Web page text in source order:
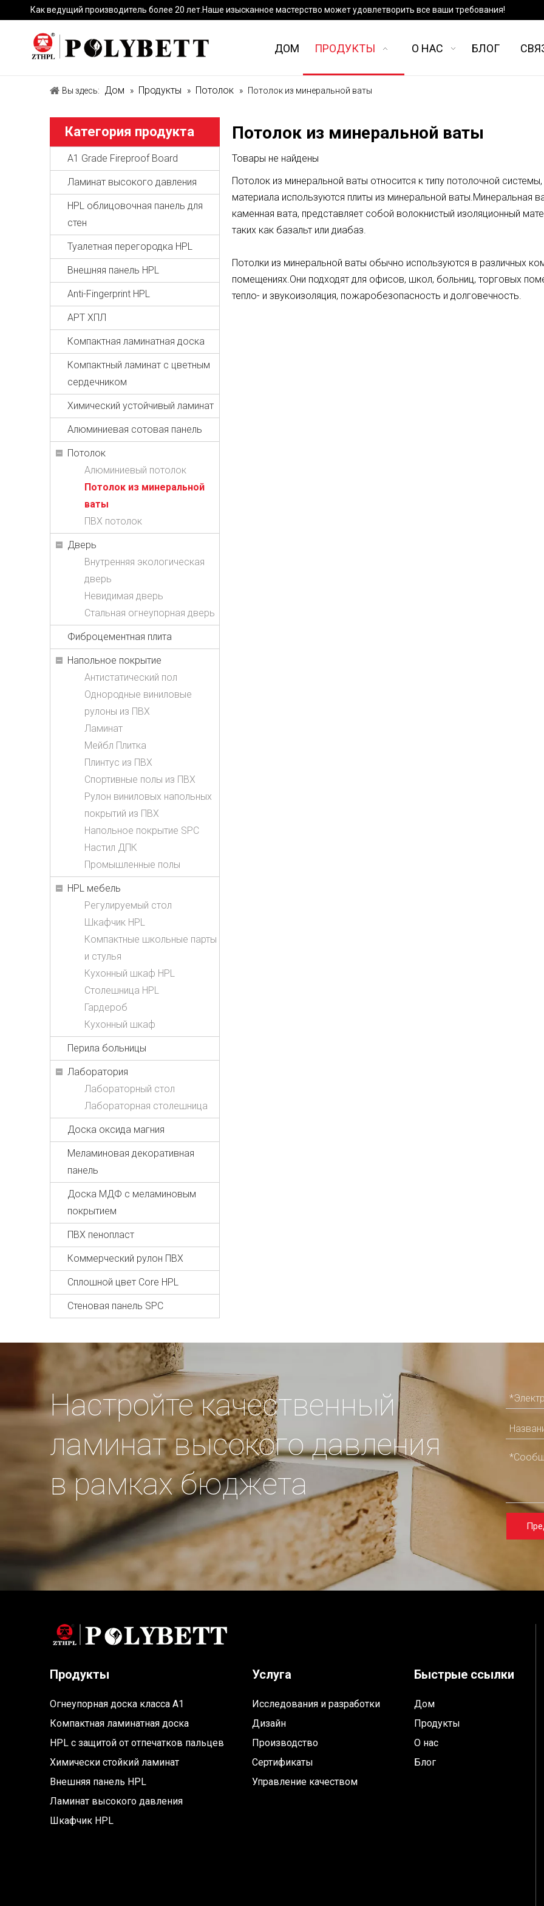
Как ведущий производитель более 20 лет.Наше изысканное мастерство может удовлетворить все ваши требования!
ДОМ ПРОДУКТЫ О НАС БЛОГ
Вы здесь: Дом » Продукты » Потолок » Потолок из минеральной ваты
Категория продукта
A1 Grade Fireproof Board
Ламинат высокого давления
HPL облицовочная панель для
стен
Туалетная перегородка HPL
Внешняя панель HPL
Anti-Fingerprint HPL
АРТ ХПЛ
Компактная ламинатная доска
Компактный ламинат с цветным
сердечником
Химический устойчивый ламинат
Алюминиевая сотовая панель
Потолок
Алюминиевый потолок
Потолок из минеральной
ваты
ПВХ потолок
Дверь
Внутренняя экологическая
дверь
Невидимая дверь
Стальная огнеупорная дверь
Фиброцементная плита
Напольное покрытие
Антистатический пол
Однородные виниловые
рулоны из ПВХ
Ламинат
Мейбл Плитка
Плинтус из ПВХ
Спортивные полы из ПВХ
Рулон виниловых напольных
покрытий из ПВХ
Напольное покрытие SPC
Настил ДПК
Промышленные полы
HPL мебель
Регулируемый стол
Шкафчик HPL
Компактные школьные парты
и стулья
Кухонный шкаф HPL
Столешница HPL
Гардероб
Кухонный шкаф
Перила больницы
Лаборатория
Лабораторный стол
Лабораторная столешница
Доска оксида магния
Меламиновая декоративная
панель
Доска МДФ с меламиновым
покрытием
ПВХ пенопласт
Коммерческий рулон ПВХ
Сплошной цвет Core HPL
Стеновая панель SPC
Потолок из минеральной ваты
Товары не найдены
Потолок из минеральной ваты относится к типу потолочной
материала используются плиты из минеральной ваты.Минеральная
каменная вата, представляет собой волокнистый изоляционный
таких как базальт или диабаз.
Потолки из минеральной ваты обычно используются в различных
помещениях.Они подходят для офисов, школ, больниц, торговых
тепло- и звукоизоляция, пожаробезопасность и долговечность.
Настройте качественный
ламинат высокого давления
в рамках бюджета
Продукты
Огнеупорная доска класса A1
Компактная ламинатная доска
HPL с защитой от отпечатков пальцев
Химически стойкий ламинат
Внешняя панель HPL
Ламинат высокого давления
Шкафчик HPL
Услуга
Исследования и разработки
Дизайн
Производство
Сертификаты
Управление качеством
Быстрые ссылки
Дом
Продукты
О нас
Блог